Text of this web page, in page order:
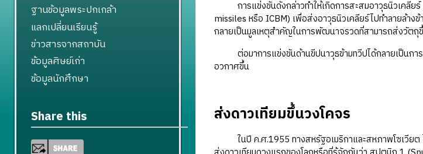
การแข่งขันดังกล่าวทำให้เกิดการสะสมอาวุธนิวเคลีย
missiles หรือ ICBM) เพื่อส่งอาวุธนิวเคลียร์ไปทำลายล้าง
กลายเป็นมูลเหตุสำคัญในการพัฒนาจรวดที่สามารถส่งวัตถุ
ต่อมาการแข่งขันด้านขีปนาวุธข้ามทวีปได้กลายเป็นการ
อวกาศขึ้น
ส่งดาวเทียมขึ้นวงโคจร
ในปี ค.ศ.1955 ทางสหรัฐอเมริกาและสหภาพโซเวียต ไ
ฐานข้อมูลพระปกเกล้า
แลกเปลี่ยนเรียนรู้
ข่าวสารจากสถาบัน
ข้อมูลศิษย์เก่า
ข้อมูลนักศึกษา
Share this